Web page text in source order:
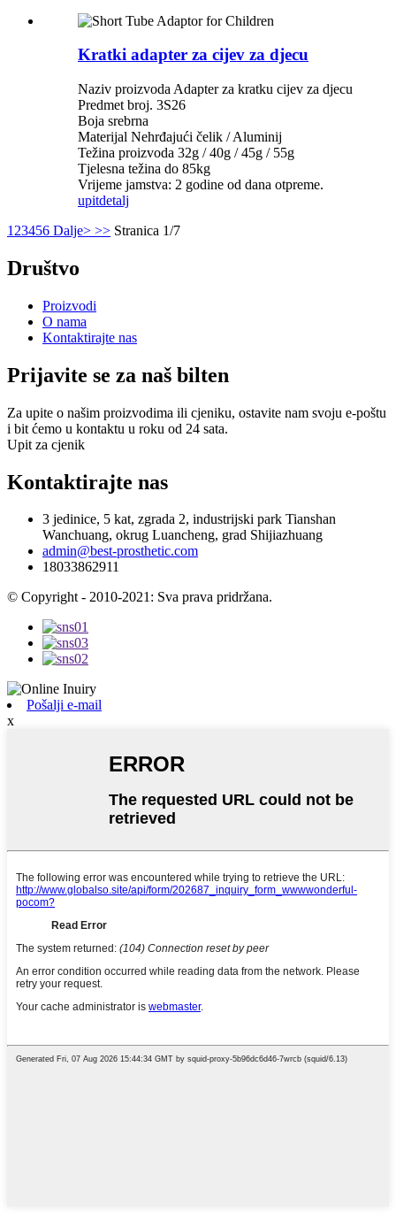
Kratki adapter za cijev za djecu
Naziv proizvoda Adapter za kratku cijev za djecu
Predmet broj. 3S26
Boja srebrna
Materijal Nehrđajući čelik / Aluminij
Težina proizvoda 32g / 40g / 45g / 55g
Tjelesna težina do 85kg
Vrijeme jamstva: 2 godine od dana otpreme.
upitdetalj
1 23456 Dalje> >> Stranica 1/7
Društvo
Proizvodi
O nama
Kontaktirajte nas
Prijavite se za naš bilten
Za upite o našim proizvodima ili cjeniku, ostavite nam svoju e-poštu
i bit ćemo u kontaktu u roku od 24 sata.
Upit za cjenik
Kontaktirajte nas
3 jedinice, 5 kat, zgrada 2, industrijski park Tianshan
Wanchuang, okrug Luancheng, grad Shijiazhuang
admin@best-prosthetic.com
18033862911
© Copyright - 2010-2021: Sva prava pridržana.
Pošalji e-mail
x